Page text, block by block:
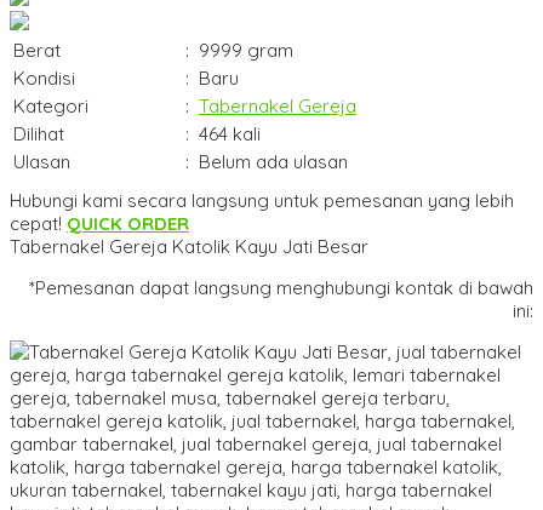
Berat : 9999 gram
Kondisi
: Baru
Kategori
: Tabernakel Gereja
Dilihat
: 464 kali
Ulasan
: Belum ada ulasan
Hubungi kami secara langsung untuk pemesanan yang lebih
cepat! QUICK ORDER
Tabernakel Gereja Katolik Kayu Jati Besar
*Pemesanan dapat langsung menghubungi kontak di bawah
ini: